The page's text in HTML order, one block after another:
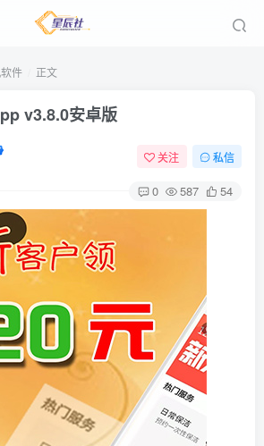
件 正文
v3.8.0安卓版
关注 私信
0 587 54